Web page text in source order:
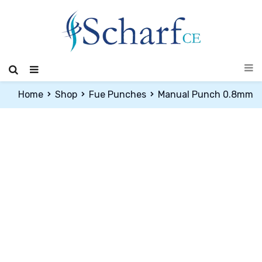
Home Shop Fue Punches Manual Punch 0.8mm